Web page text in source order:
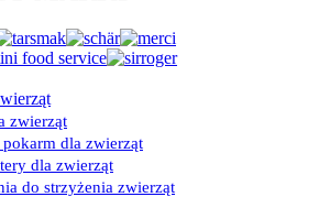
zwierząt
dla zwierząt
dla zwierząt
do strzyżenia zwierząt